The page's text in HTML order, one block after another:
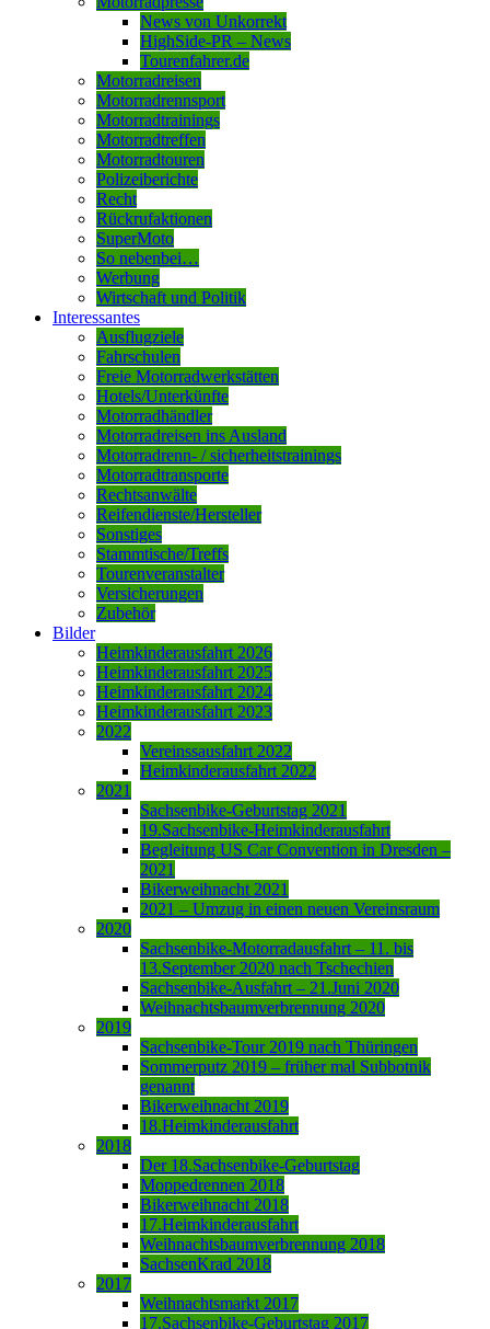
News von Unkorrekt
HighSide-PR – News
Tourenfahrer.de
Motorradreisen
Motorradrennsport
Motorradtrainings
Motorradtreffen
Motorradtouren
Polizeiberichte
Recht
Rückrufaktionen
SuperMoto
So nebenbei…
Werbung
Wirtschaft und Politik
Interessantes
Ausflugziele
Fahrschulen
Freie Motorradwerkstätten
Hotels/Unterkünfte
Motorradhändler
Motorradreisen ins Ausland
Motorradrenn- / sicherheitstrainings
Motorradtransporte
Rechtsanwälte
Reifendienste/Hersteller
Sonstiges
Stammtische/Treffs
Tourenveranstalter
Versicherungen
Zubehör
Bilder
Heimkinderausfahrt 2026
Heimkinderausfahrt 2025
Heimkinderausfahrt 2024
Heimkinderausfahrt 2023
2022
Vereinssausfahrt 2022
Heimkinderausfahrt 2022
2021
Sachsenbike-Geburtstag 2021
19.Sachsenbike-Heimkinderausfahrt
Begleitung US Car Convention in Dresden –
2021
Bikerweihnacht 2021
2021 – Umzug in einen neuen Vereinsraum
2020
Sachsenbike-Motorradausfahrt – 11. bis
13.September 2020 nach Tschechien
Sachsenbike-Ausfahrt – 21.Juni 2020
Weihnachtsbaumverbrennung 2020
2019
Sachsenbike-Tour 2019 nach Thüringen
Sommerputz 2019 – früher mal Subbotnik
genannt
Bikerweihnacht 2019
18.Heimkinderausfahrt
2018
Der 18.Sachsenbike-Geburtstag
Moppedrennen 2018
Bikerweihnacht 2018
17.Heimkinderausfahrt
Weihnachtsbaumverbrennung 2018
SachsenKrad 2018
2017
Weihnachtsmarkt 2017
17.Sachsenbike-Geburtstag 2017